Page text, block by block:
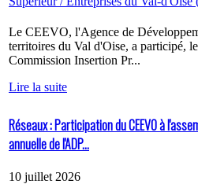
Le CEEVO, l'Agence de
territoires du Val d'Oise, a participé,
Commission Insertion Pr...
Lire la suite
Réseaux : Participation du CEEVO à
annuelle de l'ADP...
10 juillet 2026